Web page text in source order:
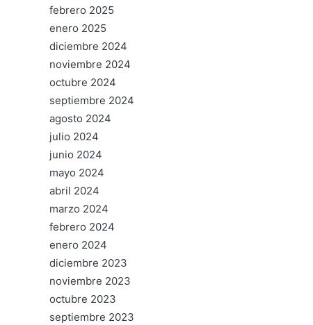
febrero 2025
enero 2025
diciembre 2024
noviembre 2024
octubre 2024
septiembre 2024
agosto 2024
julio 2024
junio 2024
mayo 2024
abril 2024
marzo 2024
febrero 2024
enero 2024
diciembre 2023
noviembre 2023
octubre 2023
septiembre 2023